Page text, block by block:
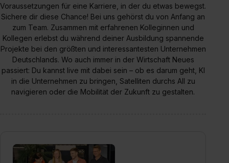
Voraussetzungen für eine Karriere, in der du etwas bewegst.
Sichere dir diese Chance! Bei uns gehörst du von Anfang an
zum Team. Zusammen mit erfahrenen Kolleginnen und
Kollegen erlebst du während deiner Ausbildung spannende
Projekte bei den größten und interessantesten Unternehmen
Deutschlands. Wo auch immer in der Wirtschaft Neues
passiert: Du kannst live mit dabei sein – ob es darum geht, KI
in die Unternehmen zu bringen, Satelliten durchs All zu
navigieren oder die Mobilität der Zukunft zu gestalten.